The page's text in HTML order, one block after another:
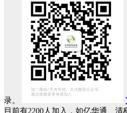
录。
目前有2200人加入，如亿华通、清